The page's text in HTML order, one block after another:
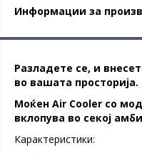
Информации за
Разладете се, и
во вашата просторија.
Моќен Air Cooler со
вклопува во секој
Карактеристики: